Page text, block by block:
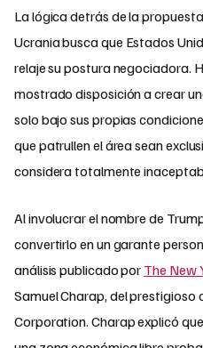
La lógica detrás de la
Ucrania busca que Estados
relaje su postura negociadora.
mostrado disposición a crear
solo bajo sus propias
que patrullen el área sean
considera totalmente
Al involucrar el nombre de
convertirlo en un garante
análisis publicado por The New
Samuel Charap, del prestigioso
Corporation. Charap explicó